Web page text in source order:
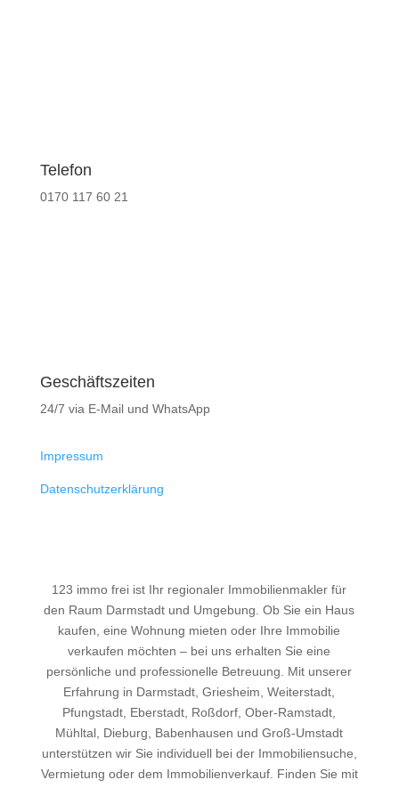
Telefon
0170 117 60 21
Geschäftszeiten
24/7 via E-Mail und WhatsApp
Impressum
Datenschutzerklärung
123 immo frei ist Ihr regionaler Immobilienmakler für
den Raum Darmstadt und Umgebung. Ob Sie ein Haus
kaufen, eine Wohnung mieten oder Ihre Immobilie
verkaufen möchten – bei uns erhalten Sie eine
persönliche und professionelle Betreuung. Mit unserer
Erfahrung in Darmstadt, Griesheim, Weiterstadt,
Pfungstadt, Eberstadt, Roßdorf, Ober-Ramstadt,
Mühltal, Dieburg, Babenhausen und Groß-Umstadt
unterstützen wir Sie individuell bei der Immobiliensuche,
Vermietung oder dem Immobilienverkauf. Finden Sie mit